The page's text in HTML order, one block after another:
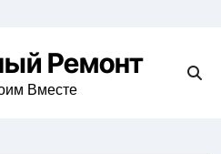
Ремонт
Вместе